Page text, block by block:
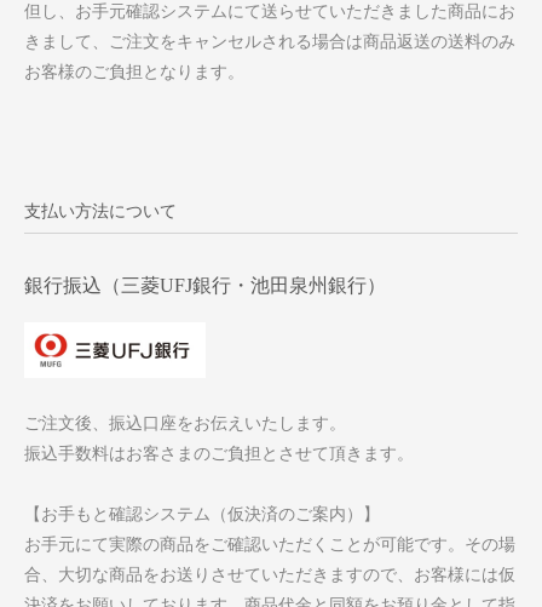
但し、お手元確認システムにて送らせていただきました商品にお
きまして、ご注文をキャンセルされる場合は商品返送の送料のみ
お客様のご負担となります。
支払い方法について
銀行振込（三菱UFJ銀行・池田泉州銀行）
ご注文後、振込口座をお伝えいたします。
振込手数料はお客さまのご負担とさせて頂きます。
【お手もと確認システム（仮決済のご案内）】
お手元にて実際の商品をご確認いただくことが可能です。その場
合、大切な商品をお送りさせていただきますので、お客様には仮